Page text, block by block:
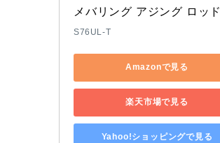
メバリング アジング ロッド
S76UL-T
Amazonで見る
楽天市場で見る
Yahoo!ショッピングで見る